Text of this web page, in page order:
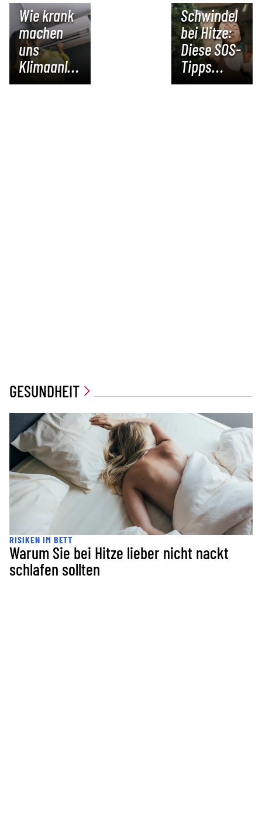
Wie krank
machen
uns
Klimaanlagen
wirklich?
Schwindel
bei Hitze:
Diese SOS-
Tipps
helfen
GESUNDHEIT
RISIKEN IM BETT
Warum Sie bei Hitze lieber nicht nackt
schlafen sollten